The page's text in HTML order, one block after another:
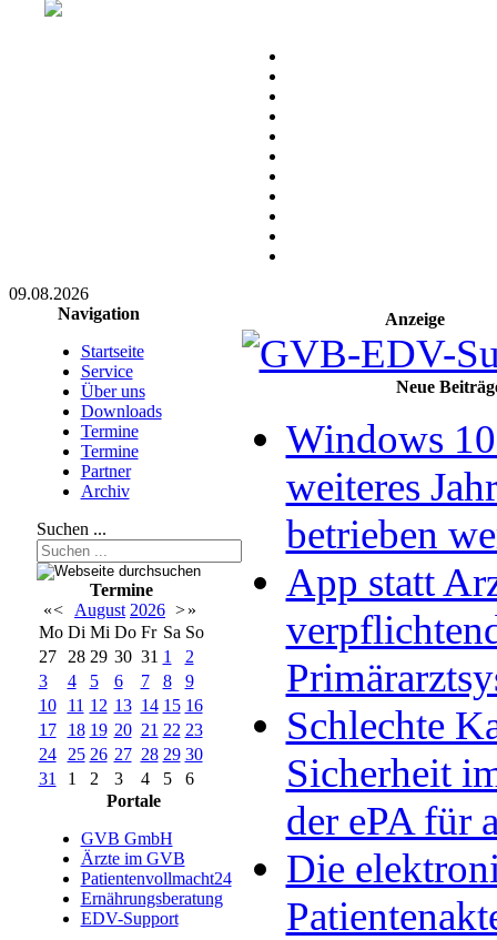
09.08.2026
Navigation
Startseite
Service
Über uns
Downloads
Termine
Termine
Partner
Archiv
Suchen ...
Termine
«< August 2026 >»
Mo Di Mi Do Fr Sa So
27
28 29 30 31 1
2
3
4 5 6 7 8
9
10
11 12 13 14 15 16
17
18 19 20 21 22 23
24
25 26 27 28 29 30
31
1 2 3 4 5
6
Portale
GVB GmbH
Ärzte im GVB
Patientenvollmacht24
Ernährungsberatung
EDV-Support
Anzeige
Neue
Windows
weiteres
betrieben
App statt
Schlechte
Sicherheit
der ePA für
Die